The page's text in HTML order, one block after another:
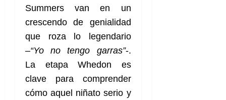
Summers van en un
crescendo de genialidad
que roza lo legendario
–“Yo no tengo garras”-.
La etapa Whedon es
clave para comprender
cómo aquel niñato serio y